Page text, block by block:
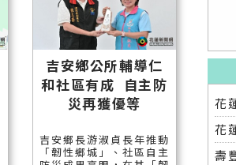
吉安鄉公所輔導仁
和社區有成 自主防
災再獲優等
吉安鄉長游淑貞長年推動
「韌性鄉城」、社區自主